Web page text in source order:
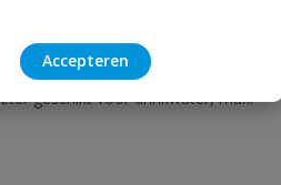
Accepteren
Atlantis
geschikt voor drinkwater, max.